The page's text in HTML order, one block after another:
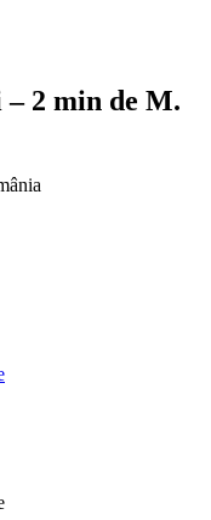
2 min de M.